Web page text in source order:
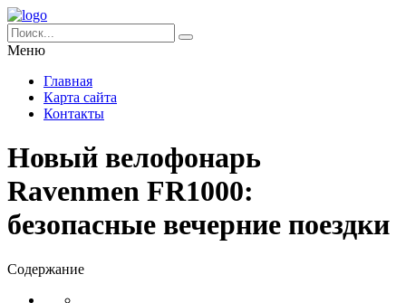
Меню
Главная
Карта сайта
Контакты
Новый велофонарь
Ravenmen FR1000:
безопасные вечерние поездки
Содержание